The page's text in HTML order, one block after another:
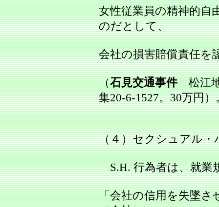
女性従業員の精神的自
のだとして、
会社の損害賠償責任を
（石見交通事件松江地
集20‐6‐1527。30万円）
（４）セクシュアル・
S.H. 行為者は、就業
「会社の信用を失墜さ